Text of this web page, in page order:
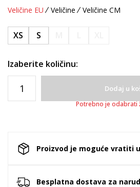
Veličine EU Veličine Veličine CM
XS S
Izaberite količinu:
Dodaj u
Potrebno je odabrati
Proizvod je moguće vratiti
Besplatna dostava za